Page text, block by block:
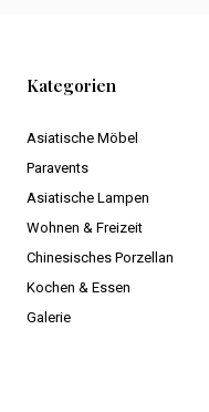
Kategorien
Asiatische Möbel
Paravents
Asiatische Lampen
Wohnen & Freizeit
Chinesisches Porzellan
Kochen & Essen
Galerie